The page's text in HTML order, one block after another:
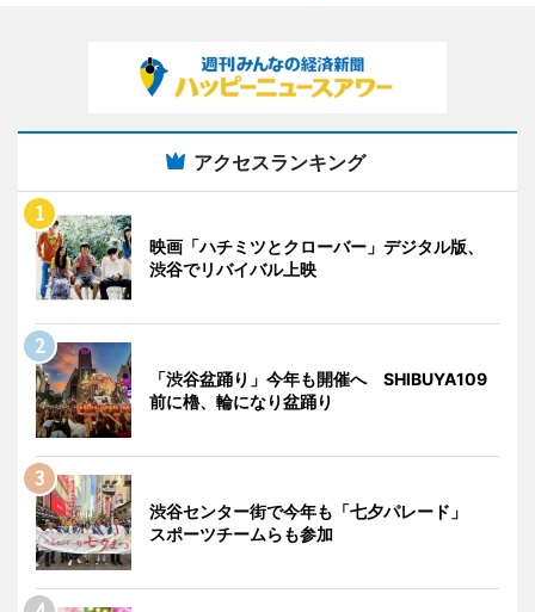
アクセスランキング
映画「ハチミツとクローバー」デジタル版、
渋谷でリバイバル上映
「渋谷盆踊り」今年も開催へ SHIBUYA109
前に櫓、輪になり盆踊り
渋谷センター街で今年も「七夕パレード」
スポーツチームらも参加